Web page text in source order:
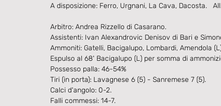
A disposizione: Ferro, Urgnani, La Cava, Dacosta.
Arbitro: Andrea Rizzello di Casarano.
Assistenti: Ivan Alexandrovic Denisov di Bari e
Ammoniti: Gatelli, Bacigalupo, Lombardi, Amendola
Espulso al 68' Bacigalupo (L) per somma di
Possesso palla: 46-54%
Tiri (in porta): Lavagnese 6 (5) - Sanremese 7 (5).
Calci d'angolo: 0-2.
Falli commessi: 14-7.